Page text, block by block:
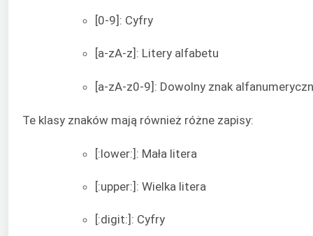
[0-9]: Cyfry
[a-zA-z]: Litery alfabetu
[a-zA-z0-9]: Dowolny znak
Te klasy znaków mają również różne zapisy:
[:lower:]: Mała litera
[:upper:]: Wielka litera
[:digit:]: Cyfry